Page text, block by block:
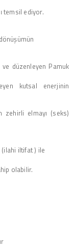
temsil ediyor.
düzenleyen Pamuk
kutsal enerjinin
zehirli elmayı (seks)
iltifat ) ile
olabilir.